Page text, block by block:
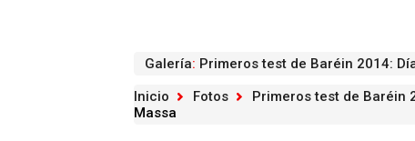
Galería: Primeros test de Baréin 2014:
Inicio
Fotos Primeros test de Baréin
Massa